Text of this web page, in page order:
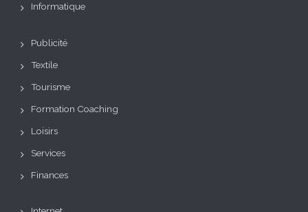
Informatique
Publicité
Textile
Tourisme
Formation Coaching
Loisirs
Services
Finances